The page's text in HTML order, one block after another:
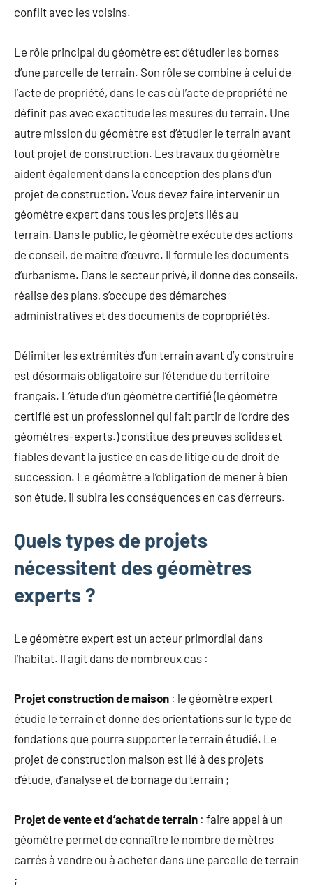
conflit avec les voisins.
Le rôle principal du géomètre est d’étudier les bornes
d’une parcelle de terrain. Son rôle se combine à celui de
l’acte de propriété, dans le cas où l’acte de propriété ne
définit pas avec exactitude les mesures du terrain. Une
autre mission du géomètre est d’étudier le terrain avant
tout projet de construction. Les travaux du géomètre
aident également dans la conception des plans d’un
projet de construction. Vous devez faire intervenir un
géomètre expert dans tous les projets liés au
terrain. Dans le public, le géomètre exécute des actions
de conseil, de maître d’œuvre. Il formule les documents
d’urbanisme. Dans le secteur privé, il donne des conseils,
réalise des plans, s’occupe des démarches
administratives et des documents de copropriétés.
Délimiter les extrémités d’un terrain avant d’y construire
est désormais obligatoire sur l’étendue du territoire
français. L’étude d’un géomètre certifié (le géomètre
certifié est un professionnel qui fait partir de l’ordre des
géomètres-experts.) constitue des preuves solides et
fiables devant la justice en cas de litige ou de droit de
succession. Le géomètre a l’obligation de mener à bien
son étude, il subira les conséquences en cas d’erreurs.
Quels types de projets
nécessitent des géomètres
experts ?
Le géomètre expert est un acteur primordial dans
l’habitat. Il agit dans de nombreux cas :
Projet construction de maison : le géomètre expert
étudie le terrain et donne des orientations sur le type de
fondations que pourra supporter le terrain étudié. Le
projet de construction maison est lié à des projets
d’étude, d’analyse et de bornage du terrain ;
Projet de vente et d’achat de terrain : faire appel à un
géomètre permet de connaître le nombre de mètres
carrés à vendre ou à acheter dans une parcelle de terrain
;